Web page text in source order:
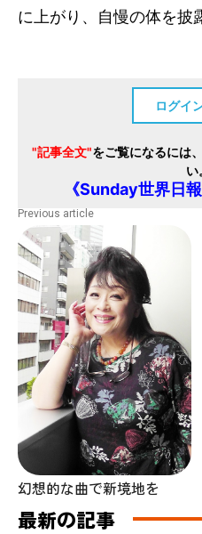
に上がり、自慢の体を披
ログイ
"記事全文"をご覧になるには
い
《Sunday世界日
Previous article
幻想的な曲で新境地を
最新の記事